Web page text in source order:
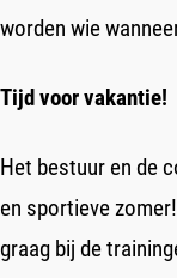
worden wie
Tijd voor vakantie!
Het bestuur en de
en sportieve
graag bij de